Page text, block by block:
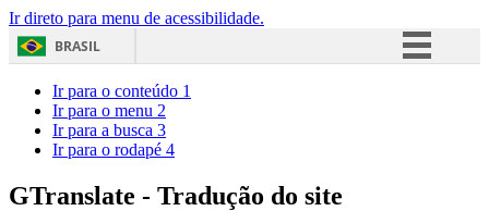
Ir direto para menu de acessibilidade.
BRASIL
Acesso à informação
Ir para o conteúdo 1
Ir para o menu 2
Ir para a busca 3
Ir para o rodapé 4
GTranslate - Tradução do site